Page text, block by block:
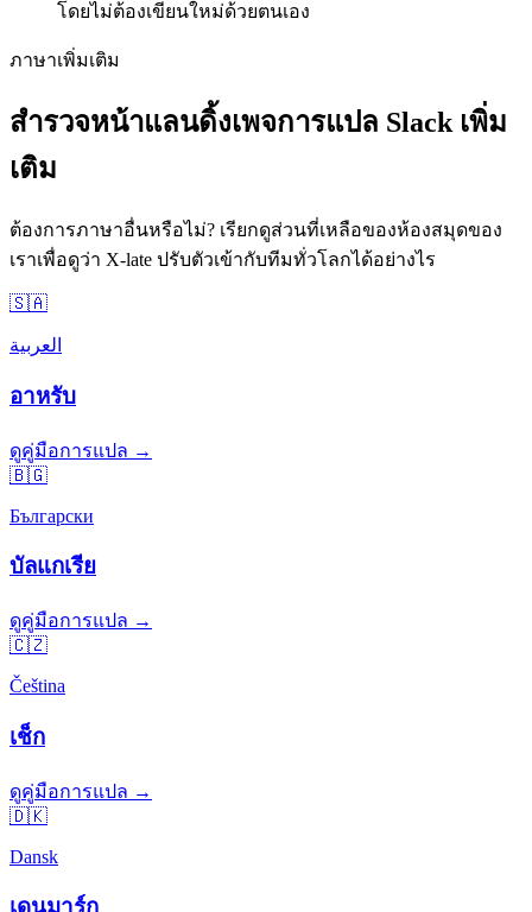
โดยไม่ต้องเขียนใหม่ด้วยตนเอง
ภาษาเพิ่มเติม
สำรวจหน้าแลนดิ้งเพจการแปล Slack เพิ่ม
เติม
ต้องการภาษาอื่นหรือไม่? เรียกดูส่วนที่เหลือของห้องสมุดของ
เราเพื่อดูว่า X-late ปรับตัวเข้ากับทีมทั่วโลกได้อย่างไร
🇸🇦
العربية
อาหรับ
ดูคู่มือการแปล →
🇧🇬
Български
บัลแกเรีย
ดูคู่มือการแปล →
🇨🇿
Čeština
เช็ก
ดูคู่มือการแปล →
🇩🇰
Dansk
เดนมาร์ก